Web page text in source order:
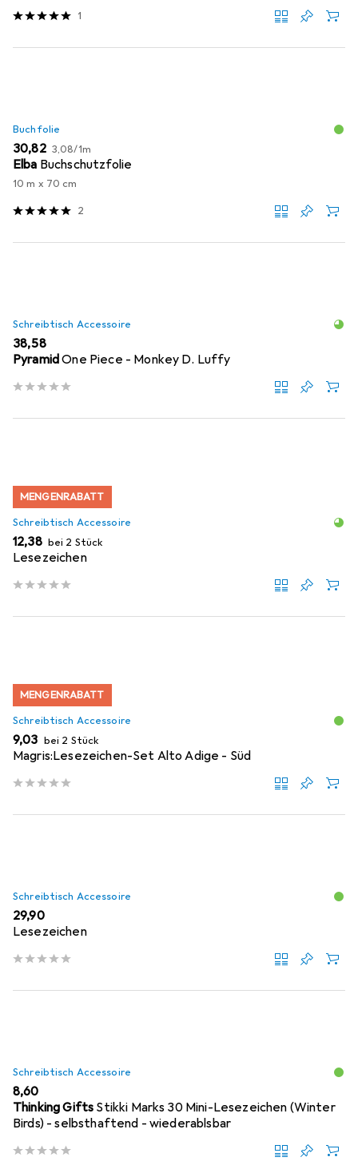
1
Buchfolie
EUR
30,82 EUR
3,08/1m
Elba Buchschutzfolie
10 m x 70 cm
2
Schreibtisch Accessoire
EUR
38,58
PyramidOne Piece - Monkey D. Luffy
MENGENRABATT
Schreibtisch Accessoire
EUR
12,38 bei 2 Stück
Lesezeichen
MENGENRABATT
Schreibtisch Accessoire
EUR
9,03 bei 2 Stück
Magris:Lesezeichen-Set Alto Adige - Süd
Schreibtisch Accessoire
EUR
29,90
Lesezeichen
Schreibtisch Accessoire
EUR
8,60
Thinking Gifts Stikki Marks 30 Mini-Lesezeichen (Winter
Birds) - selbsthaftend - wiederablsbar